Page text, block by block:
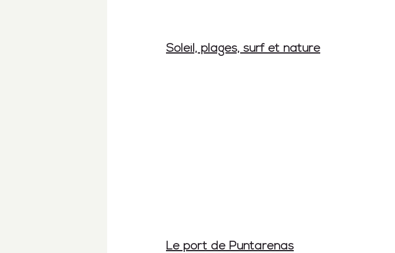
Soleil, plages, surf et nature
Le port de Puntarenas